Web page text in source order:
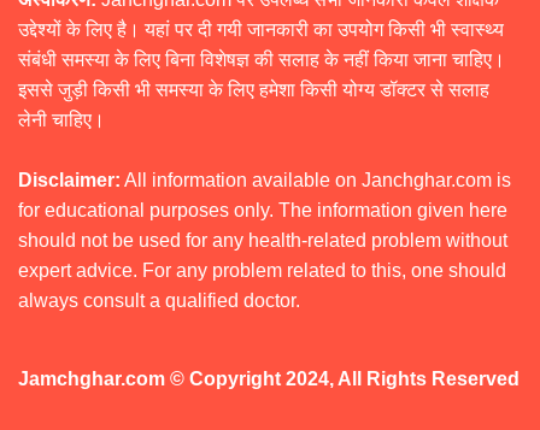
उद्देश्यों के लिए है। यहां पर दी गयी जानकारी का उपयोग किसी भी स्वास्थ्य
संबंधी समस्या के लिए बिना विशेषज्ञ की सलाह के नहीं किया जाना चाहिए।
इससे जुड़ी किसी भी समस्या के लिए हमेशा किसी योग्य डॉक्टर से सलाह
लेनी चाहिए।
Disclaimer: All information available on Janchghar.com is
for educational purposes only. The information given here
should not be used for any health-related problem without
expert advice. For any problem related to this, one should
always consult a qualified doctor.
Jamchghar.com © Copyright 2024, All Rights Reserved